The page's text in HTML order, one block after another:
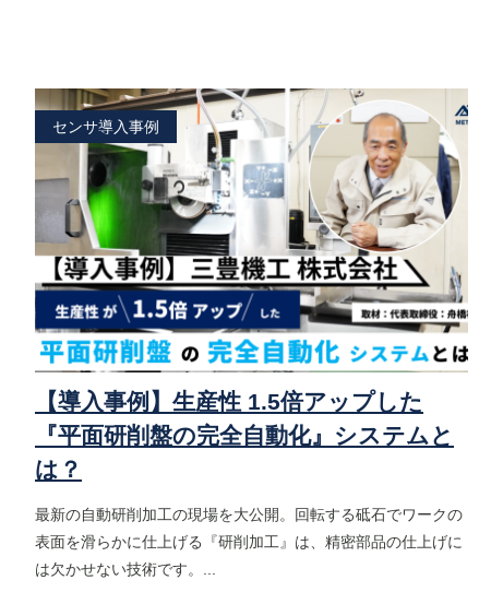
センサ導入事例
【導入事例】生産性 1.5倍アップした
『平面研削盤の完全自動化』システムと
は？
最新の自動研削加工の現場を大公開。回転する砥石でワークの
表面を滑らかに仕上げる『研削加工』は、精密部品の仕上げに
は欠かせない技術です。...